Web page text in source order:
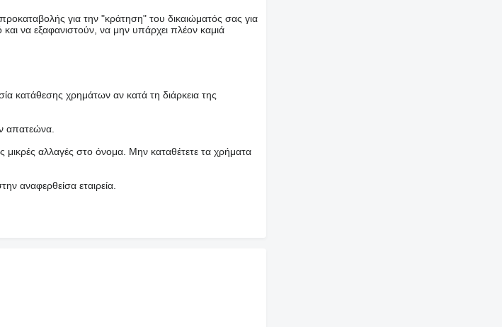
για την "κράτηση" του δικαιώματός σας για
να εξαφανιστούν, να μην υπάρχει πλέον καμιά
κατάθεσης χρημάτων αν κατά τη διάρκεια της
απατεώνα.
μικρές αλλαγές στο όνομα. Μην καταθέτετε τα χρήματα
αναφερθείσα εταιρεία.